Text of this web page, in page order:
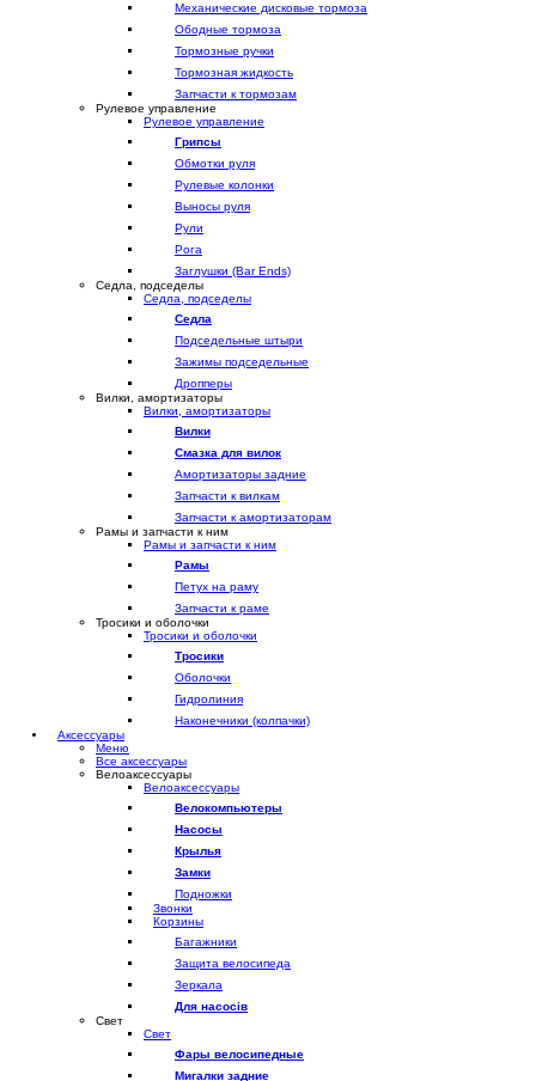
Механические дисковые тормоза
Ободные тормоза
Тормозные ручки
Тормозная жидкость
Запчасти к тормозам
Рулевое управление
Рулевое управление
Грипсы
Обмотки руля
Рулевые колонки
Выносы руля
Рули
Рога
Заглушки (Bar Ends)
Седла, подседелы
Седла, подседелы
Седла
Подседельные штыри
Зажимы подседельные
Дропперы
Вилки, амортизаторы
Вилки, амортизаторы
Вилки
Смазка для вилок
Амортизаторы задние
Запчасти к вилкам
Запчасти к амортизаторам
Рамы и запчасти к ним
Рамы и запчасти к ним
Рамы
Петух на раму
Запчасти к раме
Тросики и оболочки
Тросики и оболочки
Тросики
Оболочки
Гидролиния
Наконечники (колпачки)
Аксессуары
Меню
Все аксессуары
Велоаксессуары
Велоаксессуары
Велокомпьютеры
Насосы
Крылья
Замки
Подножки
Звонки
Корзины
Багажники
Защита велосипеда
Зеркала
Для насосів
Свет
Свет
Фары велосипедные
Мигалки задние